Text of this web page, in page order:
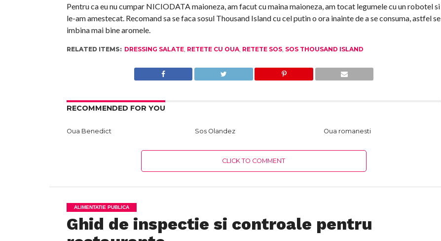
Pentru ca eu nu cumpar NICIODATA maioneza, am facut cu maina maioneza, am tocat legumele cu un robotel si
le-am amestecat. Recomand sa se faca sosul Thousand Island cu cel putin o ora inainte de a se consuma, astfel se
imbina mai bine aromele.
RELATED ITEMS: DRESSING SALATE, RETETE CU OUA, RETETE SOS, SOS THOUSAND ISLAND
RECOMMENDED FOR YOU
Oua Benedict Sos Olandez Oua romanesti
CLICK TO COMMENT
ALIMENTATIE PUBLICA
Ghid de inspectie si controale pentru